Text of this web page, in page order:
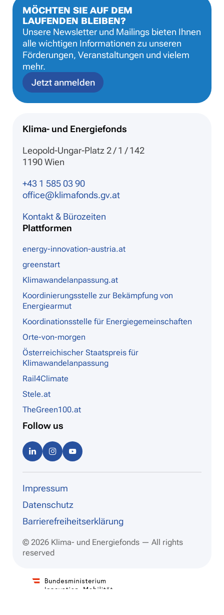
MÖCHTEN SIE AUF DEM
LAUFENDEN BLEIBEN?
Unsere Newsletter und Mailings bieten Ihnen
alle wichtigen Informationen zu unseren
Förderungen, Veranstaltungen und vielem
mehr.
Jetzt anmelden
Klima- und Energiefonds
Leopold-Ungar-Platz 2 / 1 / 142
1190 Wien
+43 1 585 03 90
office@klimafonds.gv.at
Kontakt & Bürozeiten
Plattformen
energy-innovation-austria.at
greenstart
Klimawandelanpassung.at
Koordinierungsstelle zur Bekämpfung von
Energiearmut
Koordinationsstelle für Energiegemeinschaften
Orte-von-morgen
Österreichischer Staatspreis für
Klimawandelanpassung
Rail4Climate
Stele.at
TheGreen100.at
Follow us
Linke
dIn
Instag
ram be
Impressum
Datenschutz
Barrierefreiheitserklärung
© 2026 Klima- und Energiefonds — All rights
reserved